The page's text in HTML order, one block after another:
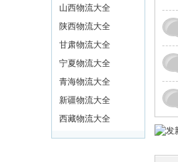
市
山西物流大全
陕西物流大全
甘肃物流大全
宁夏物流大全
青海物流大全
新疆物流大全
西藏物流大全